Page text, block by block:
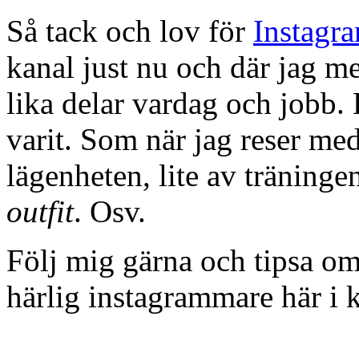
Så tack och lov för
kanal just nu och där jag
lika delar vardag och
varit. Som när jag reser
lägenheten, lite av
outfit. Osv.
Följ mig gärna och tipsa
härlig instagrammare här i